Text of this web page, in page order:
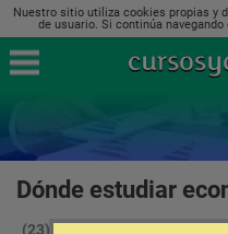
Nuestro sitio utiliza cookies propias y
de usuario. Si continúa
Dónde estudiar
(23)